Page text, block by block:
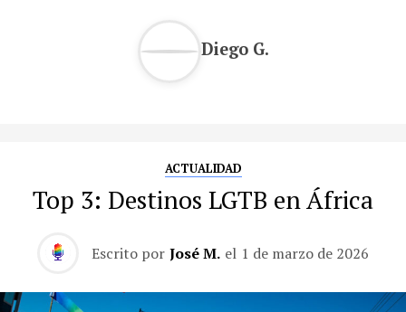
Diego G.
ACTUALIDAD
Top 3: Destinos LGTB en África
Escrito por José M. el 1 de marzo de 2026